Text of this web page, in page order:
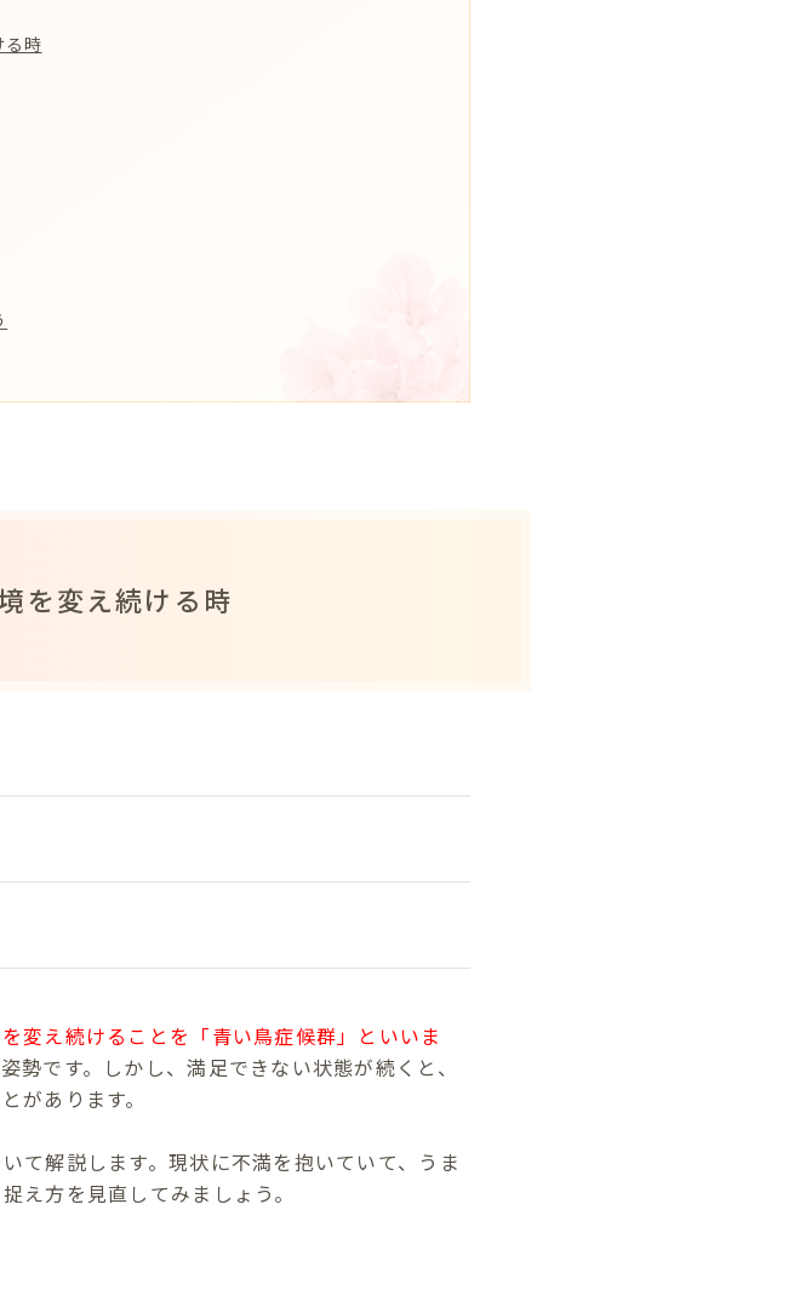
る時
を変え続ける時
変え続けることを「青い鳥症候群」といいま
です。しかし、満足できない状態が続くと、
があります。
て解説します。現状に不満を抱いていて、うま
え方を見直してみましょう。